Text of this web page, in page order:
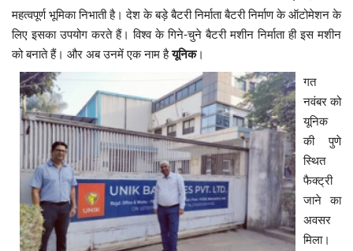
महत्वपूर्ण भूमिका निभाती है। देश के बड़े बैटरी निर्माता बैटरी निर्माण के ऑटोमेशन के
लिए इसका उपयोग करते हैं। विश्व के गिने-चुने बैटरी मशीन निर्माता ही इस मशीन
को बनाते हैं। और अब उनमें एक नाम हैयूनिक।
गत
नवंबर को
यूनिक
की पुणे
स्थित
फैक्ट्री
जाने का
अवसर
मिला।